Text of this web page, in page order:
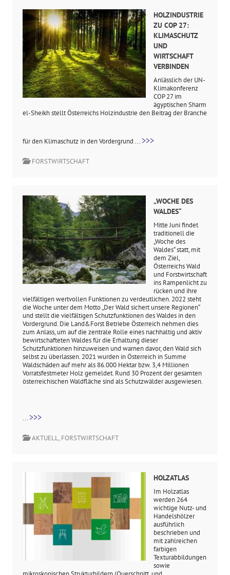
HOLZINDUSTRIE
ZU COP 27:
KLIMASCHUTZ
UND
WIRTSCHAFT
VERBINDEN
Anlässlich der UN-
Klimakonferenz
COP 27 im
ägyptischen Sharm
el-Sheikh stellt Österreichs Holzindustrie den Beitrag der Branche
für den Klimaschutz in den Vordergrund ... >>>
FORSTWIRTSCHAFT
„WOCHE DES
WALDES“
Mitte Juni findet
traditionell die
„Woche des
Waldes“ statt, mit
dem Ziel,
Österreichs Wald
und Forstwirtschaft
ins Rampenlicht zu
rücken und ihre
vielfältigen wertvollen Funktionen zu verdeutlichen. 2022 steht
die Woche unter dem Motto „Der Wald sichert unsere Regionen“
und stellt die vielfältigen Schutzfunktionen des Waldes in den
Vordergrund. Die Land&Forst Betriebe Österreich nehmen dies
zum Anlass, um auf die zentrale Rolle eines nachhaltig und aktiv
bewirtschafteten Waldes für die Erhaltung dieser
Schutzfunktionen hinzuweisen und warnen davor, den Wald sich
selbst zu überlassen. 2021 wurden in Österreich in Summe
Waldschäden auf mehr als 86.000 Hektar bzw. 3,4 Millionen
Vorratsfestmeter Holz gemeldet. Rund 30 Prozent der gesamten
österreichischen Waldfläche sind als Schutzwälder ausgewiesen.
... >>>
AKTUELL, FORSTWIRTSCHAFT
HOLZATLAS
Im Holzatlas
werden 264
wichtige Nutz- und
Handelshölzer
ausführlich
beschrieben und
mit zahlreichen
farbigen
Texturabbildungen
sowie